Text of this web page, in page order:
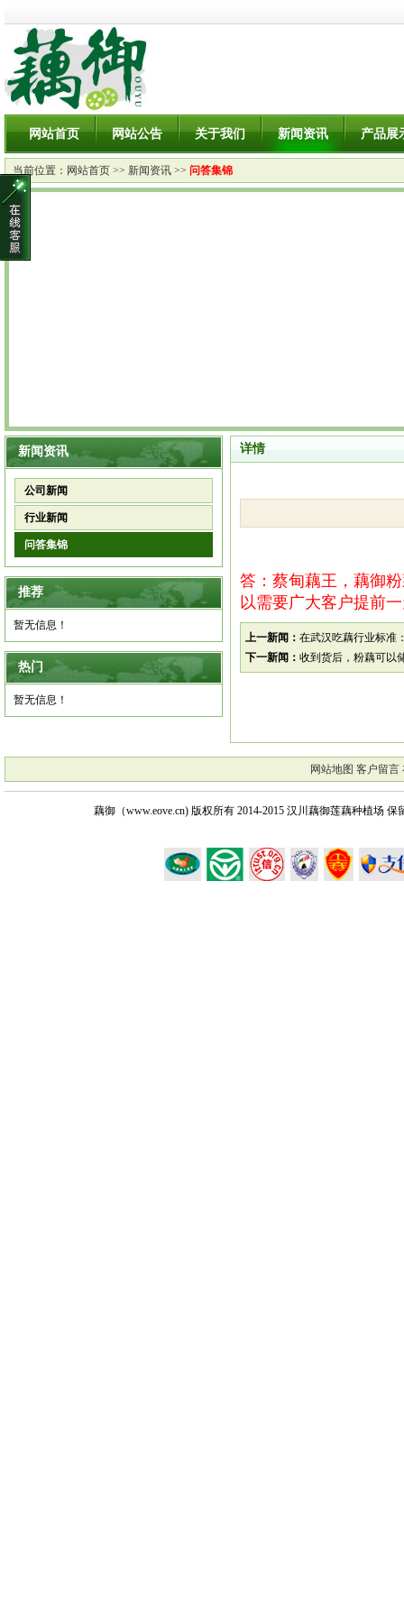
网站首页 网站公告 关于我们 新闻资讯 产品展
当前位置： 网站首页 >> 新闻资讯 >> 问答集锦
新闻资讯
公司新闻
行业新闻
问答集锦
推荐
暂无信息！
热门
暂无信息！
详情
答：蔡甸藕王，藕御
以需要广大客户提前
上一新闻： 在武汉吃藕行业标准
下一新闻： 收到货后，粉藕可以
网站地图 客户留言
藕御（www.eove.cn) 版权所有2014-2015 汉川藕御莲藕种植场 保